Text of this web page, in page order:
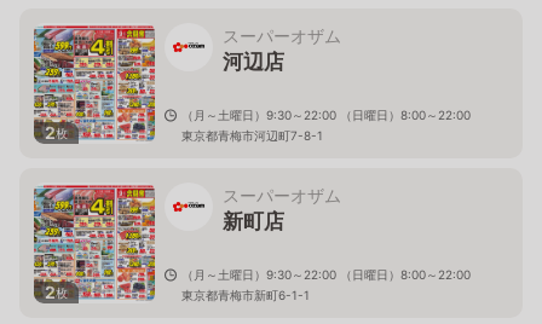
2枚
スーパーオザム
河辺店
（月～土曜日）9:30～22:00 （日曜日）8:00～22:00
東京都青梅市河辺町7-8-1
2枚
スーパーオザム
新町店
（月～土曜日）9:30～22:00 （日曜日）8:00～22:00
東京都青梅市新町6-1-1